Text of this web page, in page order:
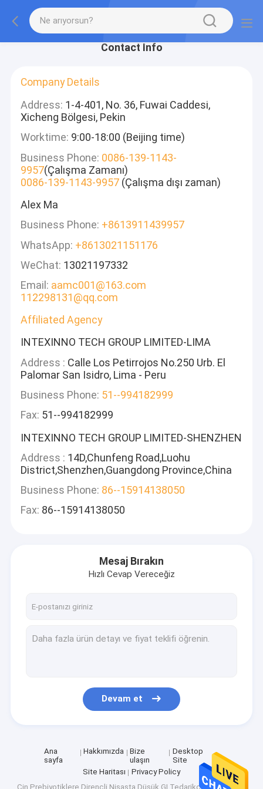
Contact Info
Company Details
Address: 1-4-401, No. 36, Fuwai Caddesi,
Xicheng Bölgesi, Pekin
Worktime: 9:00-18:00 (Beijing time)
Business Phone: 0086-139-1143-
9957(Çalışma Zamanı)
0086-139-1143-9957 (Çalışma dışı zaman)
Alex Ma
Business Phone: +8613911439957
WhatsApp: +8613021151176
WeChat: 13021197332
Email: aamc001@163.com
112298131@qq.com
Affiliated Agency
INTEXINNO TECH GROUP LIMITED-LIMA
Address : Calle Los Petirrojos No.250 Urb. El
Palomar San Isidro, Lima - Peru
Business Phone: 51--994182999
Fax: 51--994182999
INTEXINNO TECH GROUP LIMITED-SHENZHEN
Address : 14D,Chunfeng Road,Luohu
District,Shenzhen,Guangdong Province,China
Business Phone: 86--15914138050
Fax: 86--15914138050
Mesaj Bırakın
Hızlı Cevap Vereceğiz
Devam et
Ana
sayfa
Hakkımızda
Bize
ulaşın
Desktop
Site
Site Haritası
Privacy Policy
Çin Prebiyotiklere Dirençli Nişasta Düşük GI Tedarikçi.Copyright ©